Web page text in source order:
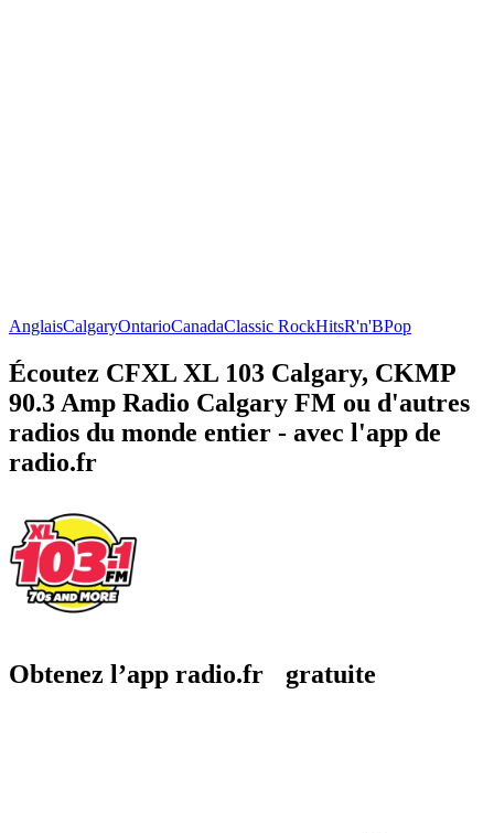
AnglaisCalgaryOntarioCanadaClassic RockHitsR'n'BPop
Écoutez CFXL XL 103 Calgary, CKMP
90.3 Amp Radio Calgary FM ou d'autres
radios du monde entier - avec l'app de
radio.fr
Obtenez l’app radio.fr gratuite